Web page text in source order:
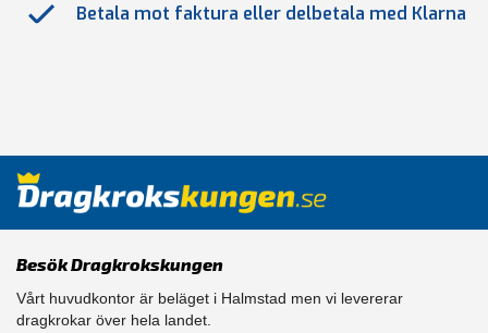
Betala mot faktura eller delbetala med Klarna
Besök Dragkrokskungen
Vårt huvudkontor är beläget i Halmstad men vi levererar
dragkrokar över hela landet.